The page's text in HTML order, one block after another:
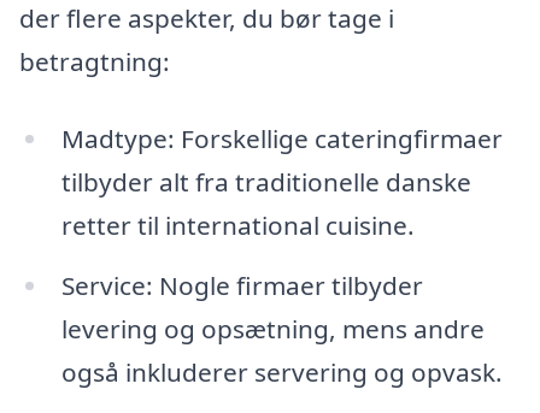
der flere aspekter, du bør tage i
betragtning:
Madtype: Forskellige cateringfirmaer
tilbyder alt fra traditionelle danske
retter til international cuisine.
Service: Nogle firmaer tilbyder
levering og opsætning, mens andre
også inkluderer servering og opvask.